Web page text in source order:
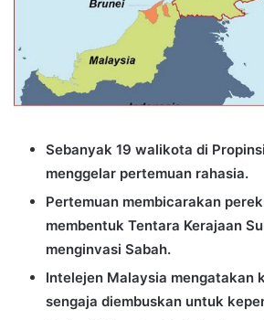
Sebanyak 19 walikota di
menggelar pertemuan rahasia.
Pertemuan membicarakan
membentuk Tentara Kerajaan
menginvasi Sabah.
Intelejen Malaysia mengatakan
sengaja diembuskan untuk